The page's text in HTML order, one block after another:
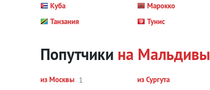
Куба
Марокко
Танзания
Тунис
Попутчики на Мальдивы
из Москвы 1 из Сургута